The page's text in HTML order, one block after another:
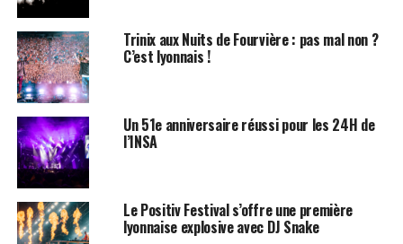
Trinix aux Nuits de Fourvière : pas mal non ?
C’est lyonnais !
Un 51e anniversaire réussi pour les 24H de
l’INSA
Le Positiv Festival s’offre une première
lyonnaise explosive avec DJ Snake